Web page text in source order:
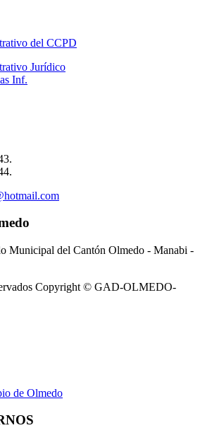
del CCPD
Jurídico
Inf.
Municipal del Cantón Olmedo - Manabi -
Copyright © GAD-OLMEDO-
de Olmedo